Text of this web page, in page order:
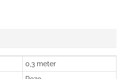
0,3 meter